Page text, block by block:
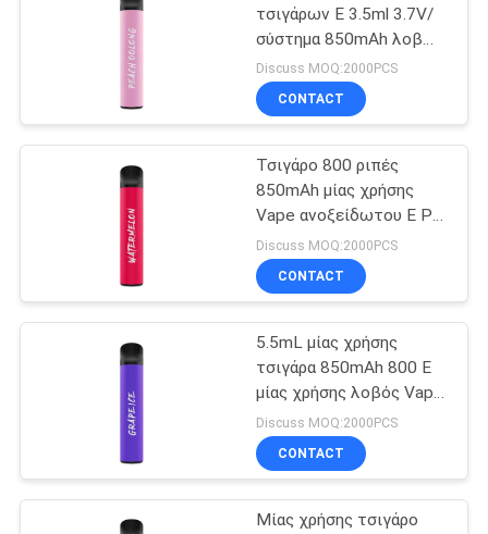
SITEMAP
PRIVACY
POLICY
Μίας χρήσης
πεπλατυσμένος
λοβός μανδρών
Vape
Μίας χρήσης
ηλεκτρονικό
τσιγάρο
16
τσιγάρων Ε 3.5ml 3.7V/
σύστημα 850mAh λοβών
ανοξείδωτου
Discuss MOQ:2000PCS
CONTACT
Τσιγάρο 800 ριπές
850mAh μίας χρήσης
Vape ανοξείδωτου Ε PC
καρπουζιών
Discuss MOQ:2000PCS
CONTACT
5.5mL μίας χρήσης
τσιγάρα 850mAh 800 Ε
μίας χρήσης λοβός Vape
ριπών
Discuss MOQ:2000PCS
CONTACT
Μίας χρήσης τσιγάρο